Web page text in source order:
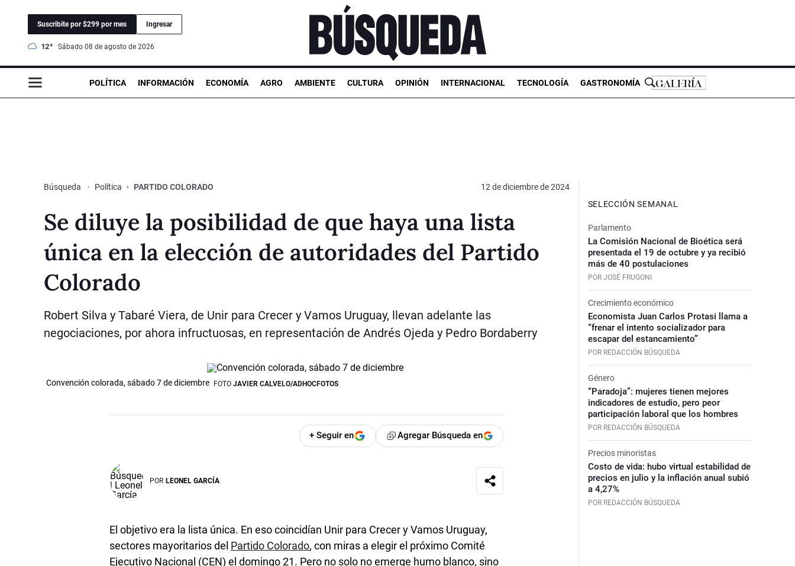
Suscribite por $299 por mes Ingresar
12° sábado 08 de agosto de 2026
POLÍTICA INFORMACIÓN ECONOMÍA AGRO AMBIENTE CULTURA OPINIÓN INTERNACIONAL TECNOLOGÍA GASTRONOMÍA
Búsqueda Política PARTIDO COLORADO 12 de diciembre de 2024
Se diluye la posibilidad de que haya una lista
única en la elección de autoridades del Partido
Colorado
Robert Silva y Tabaré Viera, de Unir para Crecer y Vamos Uruguay, llevan adelante las
negociaciones, por ahora infructuosas, en representación de Andrés Ojeda y Pedro Bordaberry
Convención colorada, sábado 7 de diciembre FOTO JAVIER CALVELO/ADHOCFOTOS
+ Seguir en Agregar Búsqueda en
POR LEONEL GARCÍA
El objetivo era la lista única. En eso coincidían Unir para Crecer y Vamos Uruguay,
sectores mayoritarios del Partido Colorado, con miras a elegir el próximo Comité
Ejecutivo Nacional (CEN) el domingo 21. Pero no solo no emerge humo blanco, sino
SELECCIÓN SEMANAL
Parlamento
La Comisión Nacional de Bioética será
presentada el 19 de octubre y ya recibió
más de 40 postulaciones
POR JOSÉ FRUGONI
Crecimiento económico
Economista Juan Carlos Protasi llama a
“frenar el intento socializador para
escapar del estancamiento”
POR REDACCIÓN BÚSQUEDA
Género
“Paradoja”: mujeres tienen mejores
indicadores de estudio, pero peor
participación laboral que los hombres
POR REDACCIÓN BÚSQUEDA
Precios minoristas
Costo de vida: hubo virtual estabilidad de
precios en julio y la inflación anual subió
a 4,27%
POR REDACCIÓN BÚSQUEDA